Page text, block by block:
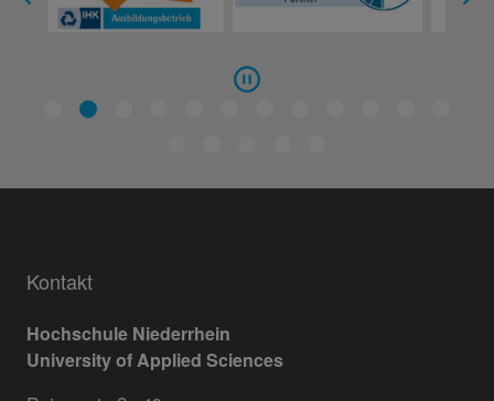
Kontakt
Hochschule Niederrhein
University of Applied Sciences